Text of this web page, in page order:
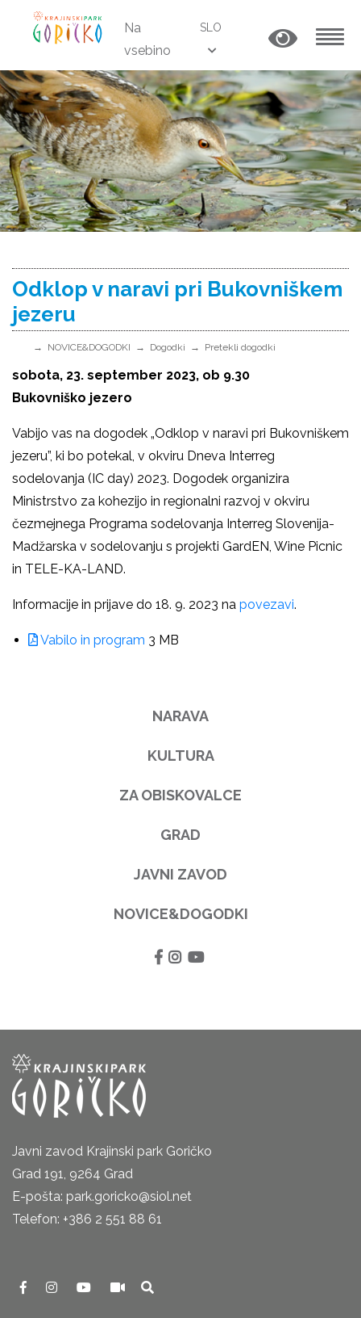
Na
vsebino
SLO
Odklop v naravi pri Bukovniškem
jezeru
NOVICE&DOGODKI Dogodki Pretekli dogodki
sobota, 23. september 2023, ob 9.30
Bukovniško jezero
Vabijo vas na dogodek „Odklop v naravi pri Bukovniškem
jezeru”, ki bo potekal, v okviru Dneva Interreg
sodelovanja (IC day) 2023. Dogodek organizira
Ministrstvo za kohezijo in regionalni razvoj v okviru
čezmejnega Programa sodelovanja Interreg Slovenija-
Madžarska v sodelovanju s projekti GardEN, Wine Picnic
in TELE-KA-LAND.
Informacije in prijave do 18. 9. 2023 na povezavi.
Vabilo in program 3 MB
NARAVA
KULTURA
ZA OBISKOVALCE
GRAD
JAVNI ZAVOD
NOVICE&DOGODKI
Javni zavod Krajinski park Goričko
Grad 191, 9264 Grad
E-pošta: park.goricko@siol.net
Telefon: +386 2 551 88 61